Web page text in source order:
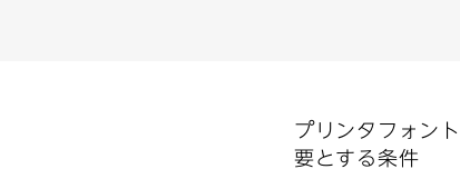
プリンタフォン
要とする条件